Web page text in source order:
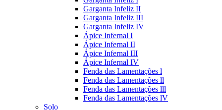
Garganta Infeliz II
Garganta Infeliz III
Garganta Infeliz IV
Ápice Infernal I
Ápice Infernal II
Ápice Infernal III
Ápice Infernal IV
Fenda das Lamentações l
Fenda das Lamentações ll
Fenda das Lamentações lll
Fenda das Lamentações lV
Solo